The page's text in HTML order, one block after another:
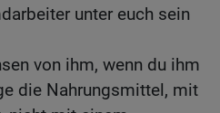
unter euch sein
von ihm, wenn du ihm
die Nahrungsmittel, mit